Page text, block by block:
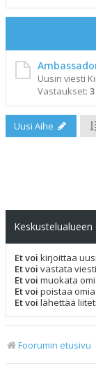
Uusin viesti
Vastaukset: 3
Uusi Aihe
Et voi kirjoittaa
Et voi vastata
Et voi muokata
Et voi poistaa
Et voi lähettää
Foorumin etusivu